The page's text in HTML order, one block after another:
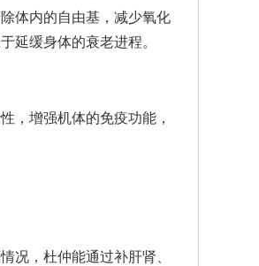
体内的自由基，减少氧化
延缓身体的衰老进程。
增强机体的免疫功能，
，杜仲能通过补肝肾、